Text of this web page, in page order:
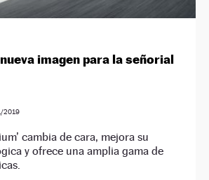
imagen para la señorial
2019
cambia de cara, mejora su
y ofrece una amplia gama de